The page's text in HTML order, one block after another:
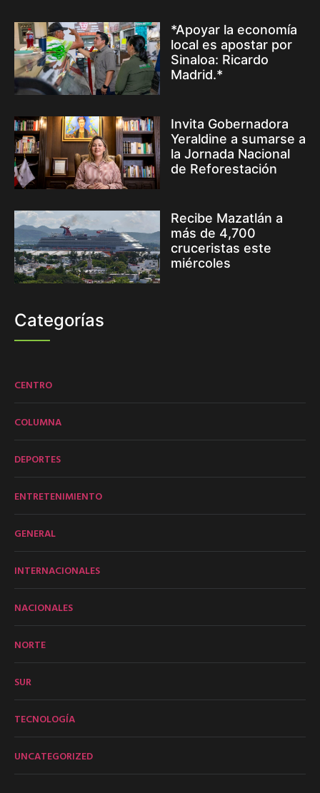
*Apoyar la economía
local es apostar por
Sinaloa: Ricardo
Madrid.*
Invita Gobernadora
Yeraldine a sumarse a
la Jornada Nacional
de Reforestación
Recibe Mazatlán a
más de 4,700
cruceristas este
miércoles
Categorías
CENTRO
COLUMNA
DEPORTES
ENTRETENIMIENTO
GENERAL
INTERNACIONALES
NACIONALES
NORTE
SUR
TECNOLOGÍA
UNCATEGORIZED